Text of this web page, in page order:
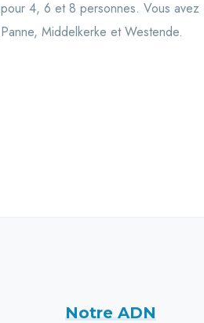
pour 4, 6 et 8 personnes. Vous avez
Panne, Middelkerke et Westende.
Notre ADN